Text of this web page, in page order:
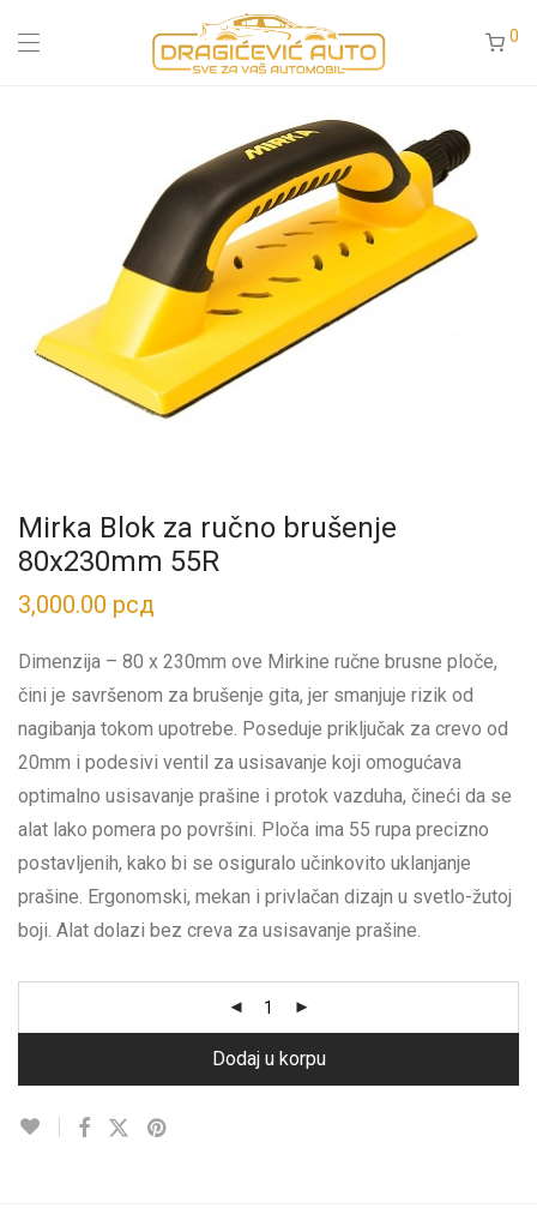
0
Mirka Blok za ručno brušenje
80x230mm 55R
3,000.00 рсд
Dimenzija – 80 x 230mm ove Mirkine ručne brusne ploče,
čini je savršenom za brušenje gita, jer smanjuje rizik od
nagibanja tokom upotrebe. Poseduje priključak za crevo od
20mm i podesivi ventil za usisavanje koji omogućava
optimalno usisavanje prašine i protok vazduha, čineći da se
alat lako pomera po površini. Ploča ima 55 rupa precizno
postavljenih, kako bi se osiguralo učinkovito uklanjanje
prašine. Ergonomski, mekan i privlačan dizajn u svetlo-žutoj
boji. Alat dolazi bez creva za usisavanje prašine.
Dodaj u korpu